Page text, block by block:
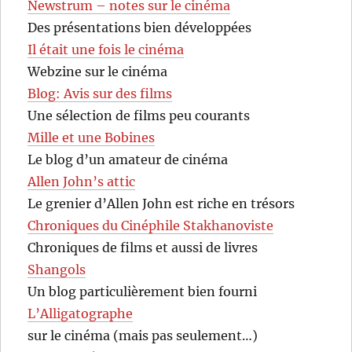
Newstrum – notes sur le cinéma
Des présentations bien développées
Il était une fois le cinéma
Webzine sur le cinéma
Blog: Avis sur des films
Une sélection de films peu courants
Mille et une Bobines
Le blog d’un amateur de cinéma
Allen John’s attic
Le grenier d’Allen John est riche en trésors
Chroniques du Cinéphile Stakhanoviste
Chroniques de films et aussi de livres
Shangols
Un blog particulièrement bien fourni
L’Alligatographe
sur le cinéma (mais pas seulement…)